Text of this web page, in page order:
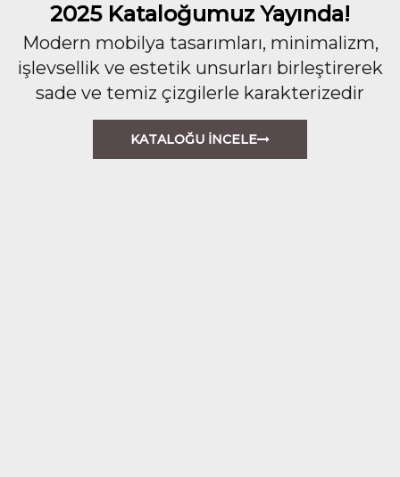
2025 Kataloğumuz Yayında!
Modern mobilya tasarımları, minimalizm,
işlevsellik ve estetik unsurları birleştirerek
sade ve temiz çizgilerle karakterizedir
KATALOĞU İNCELE